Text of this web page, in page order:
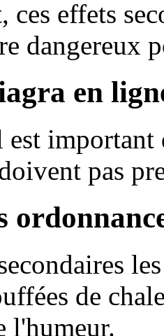
ces effets
dangereux
en
important
pas
de
l'humeur.